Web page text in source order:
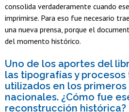
consolida verdaderamente cuando
imprimirse. Para eso fue necesario
una nueva prensa, porque el
del momento histórico.
Uno de los aportes del
las tipografías y
utilizados en los
nacionales. ¿Cómo fue
reconstrucción histórica?